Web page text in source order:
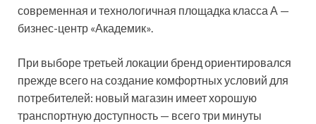
современная и технологичная площадка класса А —
бизнес-центр «Академик».
При выборе третьей локации бренд ориентировался
прежде всего на создание комфортных условий для
потребителей: новый магазин имеет хорошую
транспортную доступность — всего три минуты